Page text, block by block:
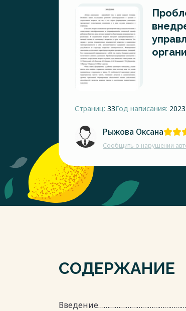
Страниц: 33Год написания: 2023
Рыжова Оксана
Сообщить о нарушении
СОДЕРЖАНИЕ